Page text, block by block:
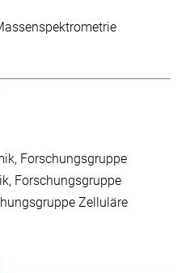
Forschungsgruppe
Forschungsgruppe
Zelluläre